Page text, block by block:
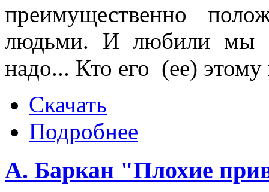
преимущественно
людьми. И любили мы
надо... Кто его (ее) этому
Скачать
Подробнее
А. Баркан "Плохие